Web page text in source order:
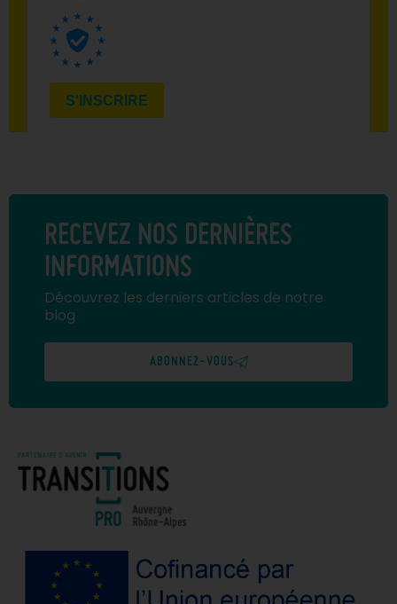
RECEVEZ NOS DERNIÈRES
INFORMATIONS
Découvrez les derniers articles de notre
blog
ABONNEZ-VOUS